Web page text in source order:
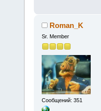
Roman_K
Sr. Member
Сообщений: 351